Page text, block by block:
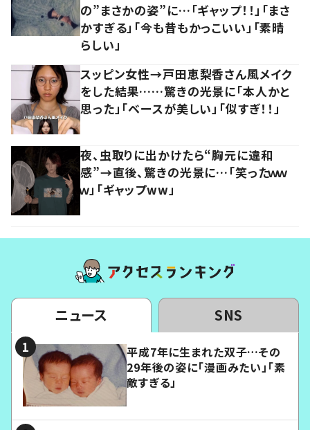
の”まさかの姿”に…「ギャップ！！」「まさ
かすぎる」「今も昔もかっこいい」「素晴
らしい」
スッピン女性→戸田恵梨香さん風メイク
をした結果……驚きの光景に「本人かと
思った」「ベースが美しい」「似すぎ！！」
夜、虫取りに出かけたら“胸元に違和
感”→直後、驚きの光景に…「笑ったｗｗ
ｗ」「ギャップww」
ニュース SNS
平成7年に生まれた双子…その
29年後の姿に「漫画みたい」「素
敵すぎる」